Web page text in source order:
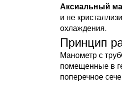
Аксиальный
и не
охлаждения.
Принцип
Манометр с
помещенные в
поперечное